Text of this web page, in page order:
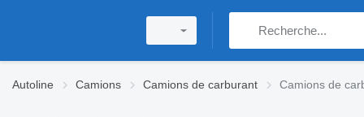
Autoline Camions Camions de carburant Camions de